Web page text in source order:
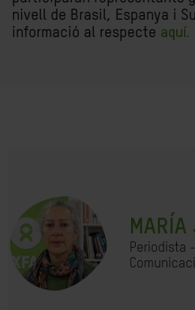
nivell de Brasil, Espanya i
informació al respecte aquí.
MARÍA
Periodista